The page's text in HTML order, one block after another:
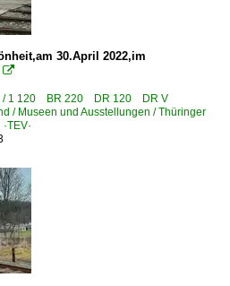
30.April 2022,im

/ 1 120 BR 220 DR 120 DR V
/ Museen und Ausstellungen / Thüringer